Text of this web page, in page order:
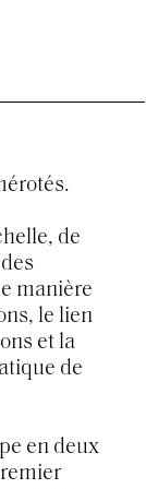
de
manière
le lien
et la
de
en deux